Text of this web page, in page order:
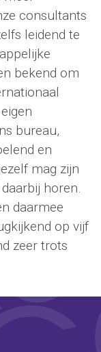
consultants
leidend te
bekend om
bureau,
en
mag zijn
horen.
daarmee
op vijf
zeer trots